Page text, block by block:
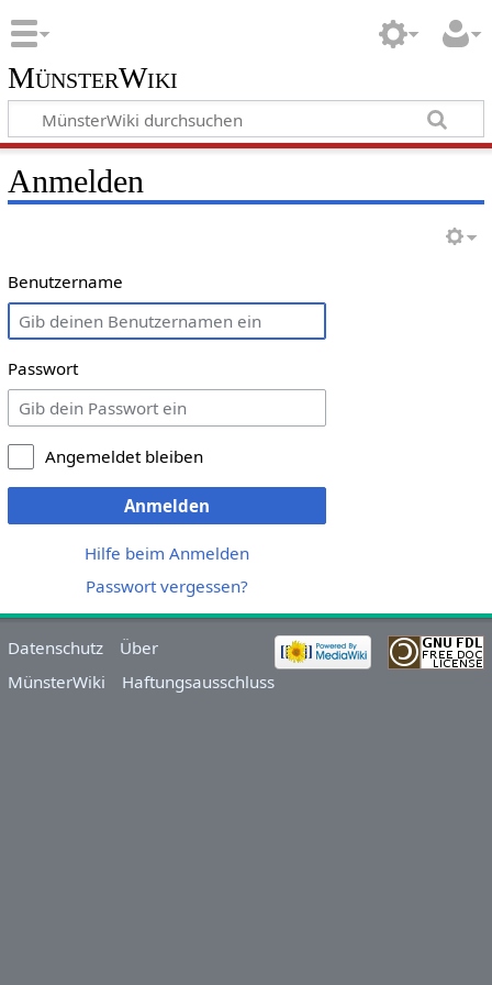
MünsterWiki
Anmelden
Benutzername
Passwort
Angemeldet bleiben
Anmelden
Hilfe beim Anmelden
Passwort vergessen?
Datenschutz
Über
MünsterWiki
Haftungsausschluss